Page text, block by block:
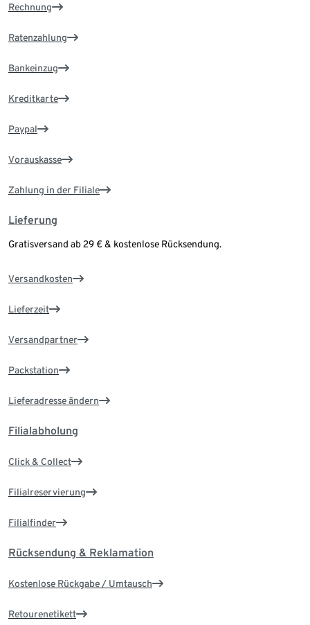
Rechnung
Ratenzahlung
Bankeinzug
Kreditkarte
Paypal
Vorauskasse
Zahlung in der Filiale
Lieferung
Gratisversand ab 29 € & kostenlose Rücksendung.
Versandkosten
Lieferzeit
Versandpartner
Packstation
Lieferadresse ändern
Filialabholung
Click & Collect
Filialreservierung
Filialfinder
Rücksendung & Reklamation
Kostenlose Rückgabe / Umtausch
Retourenetikett